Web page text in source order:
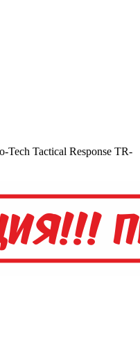
Tech Tactical Response TR-